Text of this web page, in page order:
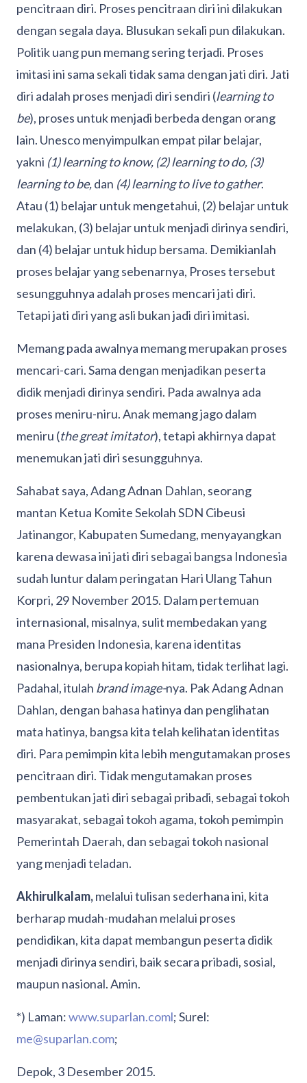
pencitraan diri. Proses pencitraan diri ini dilakukan
dengan segala daya. Blusukan sekali pun dilakukan.
Politik uang pun memang sering terjadi. Proses
imitasi ini sama sekali tidak sama dengan jati diri. Jati
diri adalah proses menjadi diri sendiri (learning to
be), proses untuk menjadi berbeda dengan orang
lain. Unesco menyimpulkan empat pilar belajar,
yakni (1) learning to know, (2) learning to do, (3)
learning to be,dan (4) learning to live to gather.
Atau (1) belajar untuk mengetahui, (2) belajar untuk
melakukan, (3) belajar untuk menjadi dirinya sendiri,
dan (4) belajar untuk hidup bersama. Demikianlah
proses belajar yang sebenarnya, Proses tersebut
sesungguhnya adalah proses mencari jati diri.
Tetapi jati diri yang asli bukan jadi diri imitasi.
Memang pada awalnya memang merupakan proses
mencari-cari. Sama dengan menjadikan peserta
didik menjadi dirinya sendiri. Pada awalnya ada
proses meniru-niru. Anak memang jago dalam
meniru (the great imitator), tetapi akhirnya dapat
menemukan jati diri sesungguhnya.
Sahabat saya, Adang Adnan Dahlan, seorang
mantan Ketua Komite Sekolah SDN Cibeusi
Jatinangor, Kabupaten Sumedang, menyayangkan
karena dewasa ini jati diri sebagai bangsa Indonesia
sudah luntur dalam peringatan Hari Ulang Tahun
Korpri, 29 November 2015. Dalam pertemuan
internasional, misalnya, sulit membedakan yang
mana Presiden Indonesia, karena identitas
nasionalnya, berupa kopiah hitam, tidak terlihat lagi.
Padahal, itulah brand image-nya. Pak Adang Adnan
Dahlan, dengan bahasa hatinya dan penglihatan
mata hatinya, bangsa kita telah kelihatan identitas
diri. Para pemimpin kita lebih mengutamakan proses
pencitraan diri. Tidak mengutamakan proses
pembentukan jati diri sebagai pribadi, sebagai tokoh
masyarakat, sebagai tokoh agama, tokoh pemimpin
Pemerintah Daerah, dan sebagai tokoh nasional
yang menjadi teladan.
Akhirulkalam,melalui tulisan sederhana ini, kita
berharap mudah-mudahan melalui proses
pendidikan, kita dapat membangun peserta didik
menjadi dirinya sendiri, baik secara pribadi, sosial,
maupun nasional. Amin.
*) Laman:www.suparlan.coml; Surel:
me@suparlan.com;
Depok, 3 Desember 2015.